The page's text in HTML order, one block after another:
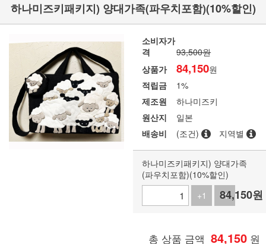
하나미즈키패키지) 양대가족(파우치포함)(10%할인)
소비자가
격
93,500원
상품가
84,150원
적립금
1%
제조원
하나미즈키
원산지
일본
배송비
(조건) 지역별
하나미즈키패키지) 양대가족
(파우치포함)(10%할인)
+1
-1
84,150원
총 상품 금액 84,150 원